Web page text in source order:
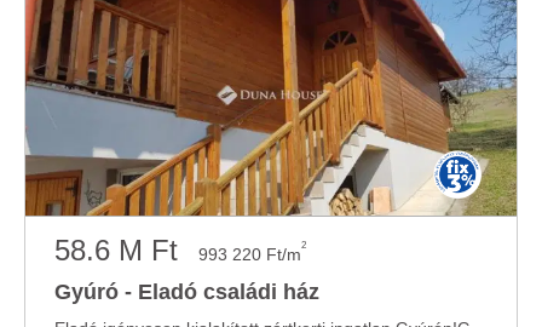
58.6 M Ft 993 220 Ft/m2
Gyúró - Eladó családi ház